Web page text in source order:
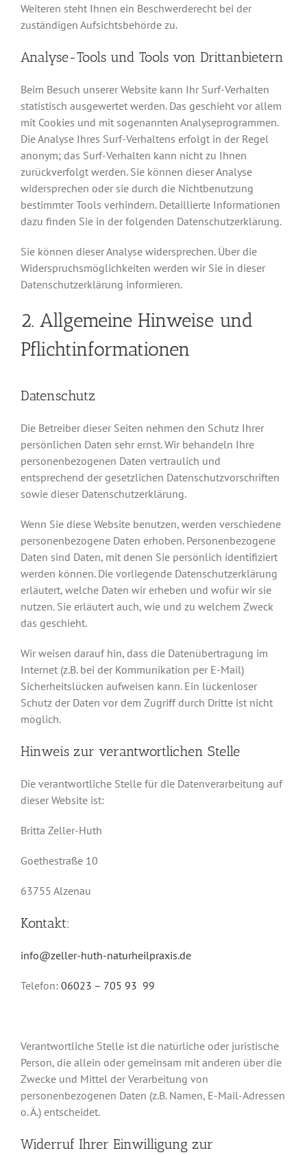
Weiteren steht Ihnen ein Beschwerderecht bei der
zuständigen Aufsichtsbehörde zu.
Analyse-Tools und Tools von Drittanbietern
Beim Besuch unserer Website kann Ihr Surf-Verhalten
statistisch ausgewertet werden. Das geschieht vor allem
mit Cookies und mit sogenannten Analyseprogrammen.
Die Analyse Ihres Surf-Verhaltens erfolgt in der Regel
anonym; das Surf-Verhalten kann nicht zu Ihnen
zurückverfolgt werden. Sie können dieser Analyse
widersprechen oder sie durch die Nichtbenutzung
bestimmter Tools verhindern. Detaillierte Informationen
dazu finden Sie in der folgenden Datenschutzerklärung.
Sie können dieser Analyse widersprechen. Über die
Widerspruchsmöglichkeiten werden wir Sie in dieser
Datenschutzerklärung informieren.
2. Allgemeine Hinweise und
Pflichtinformationen
Datenschutz
Die Betreiber dieser Seiten nehmen den Schutz Ihrer
persönlichen Daten sehr ernst. Wir behandeln Ihre
personenbezogenen Daten vertraulich und
entsprechend der gesetzlichen Datenschutzvorschriften
sowie dieser Datenschutzerklärung.
Wenn Sie diese Website benutzen, werden verschiedene
personenbezogene Daten erhoben. Personenbezogene
Daten sind Daten, mit denen Sie persönlich identifiziert
werden können. Die vorliegende Datenschutzerklärung
erläutert, welche Daten wir erheben und wofür wir sie
nutzen. Sie erläutert auch, wie und zu welchem Zweck
das geschieht.
Wir weisen darauf hin, dass die Datenübertragung im
Internet (z.B. bei der Kommunikation per E-Mail)
Sicherheitslücken aufweisen kann. Ein lückenloser
Schutz der Daten vor dem Zugriff durch Dritte ist nicht
möglich.
Hinweis zur verantwortlichen Stelle
Die verantwortliche Stelle für die Datenverarbeitung auf
dieser Website ist:
Britta Zeller-Huth
Goethestraße 10
63755 Alzenau
Kontakt:
info@zeller-huth-naturheilpraxis.de
Telefon: 06023 – 705 93 99
Verantwortliche Stelle ist die natürliche oder juristische
Person, die allein oder gemeinsam mit anderen über die
Zwecke und Mittel der Verarbeitung von
personenbezogenen Daten (z.B. Namen, E-Mail-Adressen
o. Ä.) entscheidet.
Widerruf Ihrer Einwilligung zur